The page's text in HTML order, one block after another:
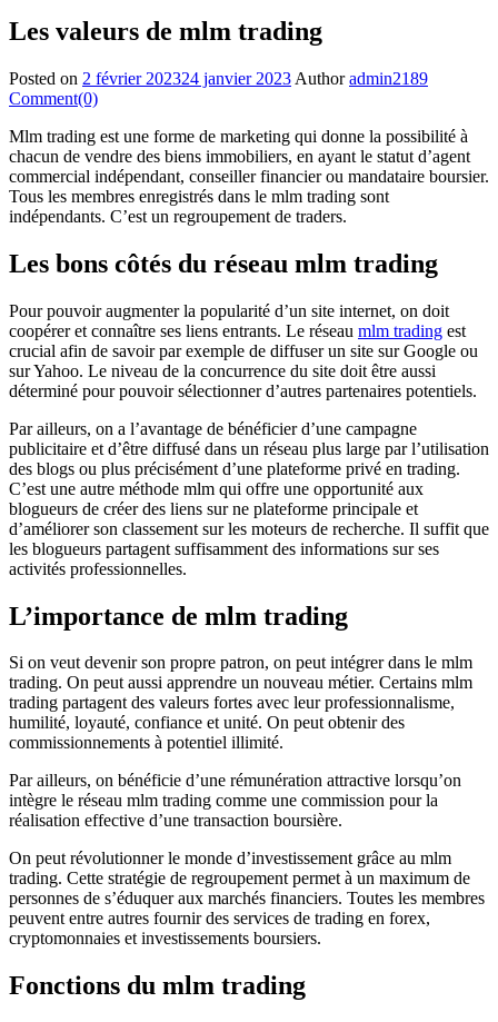
Les valeurs de mlm trading
Posted on 2 février 202324 janvier 2023 Author admin2189
Comment(0)
Mlm trading est une forme de marketing qui donne la possibilité à
chacun de vendre des biens immobiliers, en ayant le statut d’agent
commercial indépendant, conseiller financier ou mandataire boursier.
Tous les membres enregistrés dans le mlm trading sont
indépendants. C’est un regroupement de traders.
Les bons côtés du réseau mlm trading
Pour pouvoir augmenter la popularité d’un site internet, on doit
coopérer et connaître ses liens entrants. Le réseau mlm trading est
crucial afin de savoir par exemple de diffuser un site sur Google ou
sur Yahoo. Le niveau de la concurrence du site doit être aussi
déterminé pour pouvoir sélectionner d’autres partenaires potentiels.
Par ailleurs, on a l’avantage de bénéficier d’une campagne
publicitaire et d’être diffusé dans un réseau plus large par l’utilisation
des blogs ou plus précisément d’une plateforme privé en trading.
C’est une autre méthode mlm qui offre une opportunité aux
blogueurs de créer des liens sur ne plateforme principale et
d’améliorer son classement sur les moteurs de recherche. Il suffit que
les blogueurs partagent suffisamment des informations sur ses
activités professionnelles.
L’importance de mlm trading
Si on veut devenir son propre patron, on peut intégrer dans le mlm
trading. On peut aussi apprendre un nouveau métier. Certains mlm
trading partagent des valeurs fortes avec leur professionnalisme,
humilité, loyauté, confiance et unité. On peut obtenir des
commissionnements à potentiel illimité.
Par ailleurs, on bénéficie d’une rémunération attractive lorsqu’on
intègre le réseau mlm trading comme une commission pour la
réalisation effective d’une transaction boursière.
On peut révolutionner le monde d’investissement grâce au mlm
trading. Cette stratégie de regroupement permet à un maximum de
personnes de s’éduquer aux marchés financiers. Toutes les membres
peuvent entre autres fournir des services de trading en forex,
cryptomonnaies et investissements boursiers.
Fonctions du mlm trading